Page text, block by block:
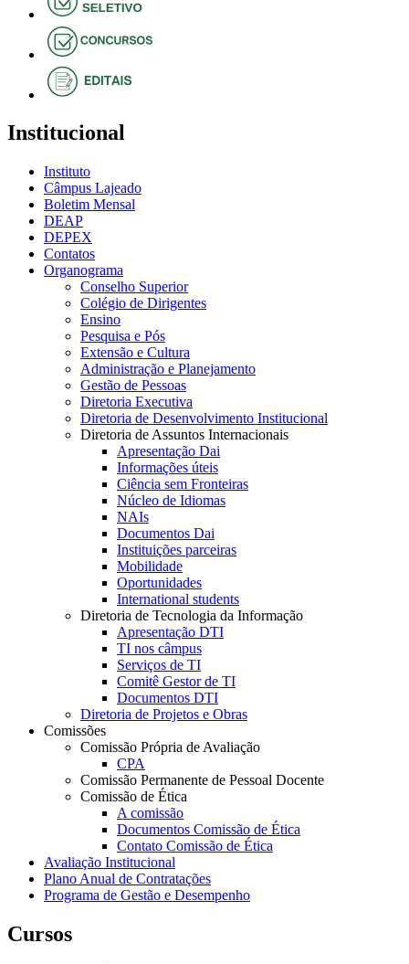
Institucional
Instituto
Câmpus Lajeado
Boletim Mensal
DEAP
DEPEX
Contatos
Organograma
Conselho Superior
Colégio de Dirigentes
Ensino
Pesquisa e Pós
Extensão e Cultura
Administração e Planejamento
Gestão de Pessoas
Diretoria Executiva
Diretoria de Desenvolvimento Institucional
Diretoria de Assuntos Internacionais
Apresentação Dai
Informações úteis
Ciência sem Fronteiras
Núcleo de Idiomas
NAIs
Documentos Dai
Instituições parceiras
Mobilidade
Oportunidades
International students
Diretoria de Tecnologia da Informação
Apresentação DTI
TI nos câmpus
Serviços de TI
Comitê Gestor de TI
Documentos DTI
Diretoria de Projetos e Obras
Comissões
Comissão Própria de Avaliação
CPA
Comissão Permanente de Pessoal Docente
Comissão de Ética
A comissão
Documentos Comissão de Ética
Contato Comissão de Ética
Avaliação Institucional
Plano Anual de Contratações
Programa de Gestão e Desempenho
Cursos